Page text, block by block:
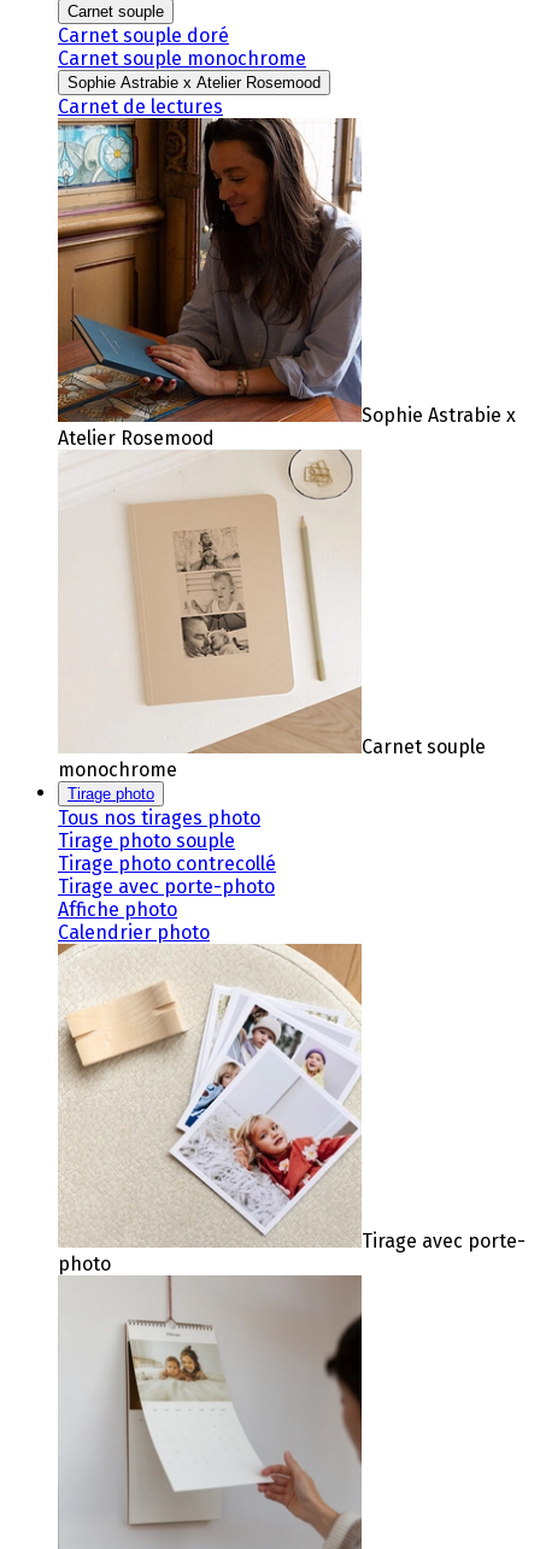
Carnet souple
Carnet souple doré
Carnet souple monochrome
Sophie Astrabie x Atelier Rosemood
Carnet de lectures
Sophie Astrabie x
Atelier Rosemood
Carnet souple
monochrome
Tirage photo
Tous nos tirages photo
Tirage photo souple
Tirage photo contrecollé
Tirage avec porte-photo
Affiche photo
Calendrier photo
Tirage avec porte-
photo